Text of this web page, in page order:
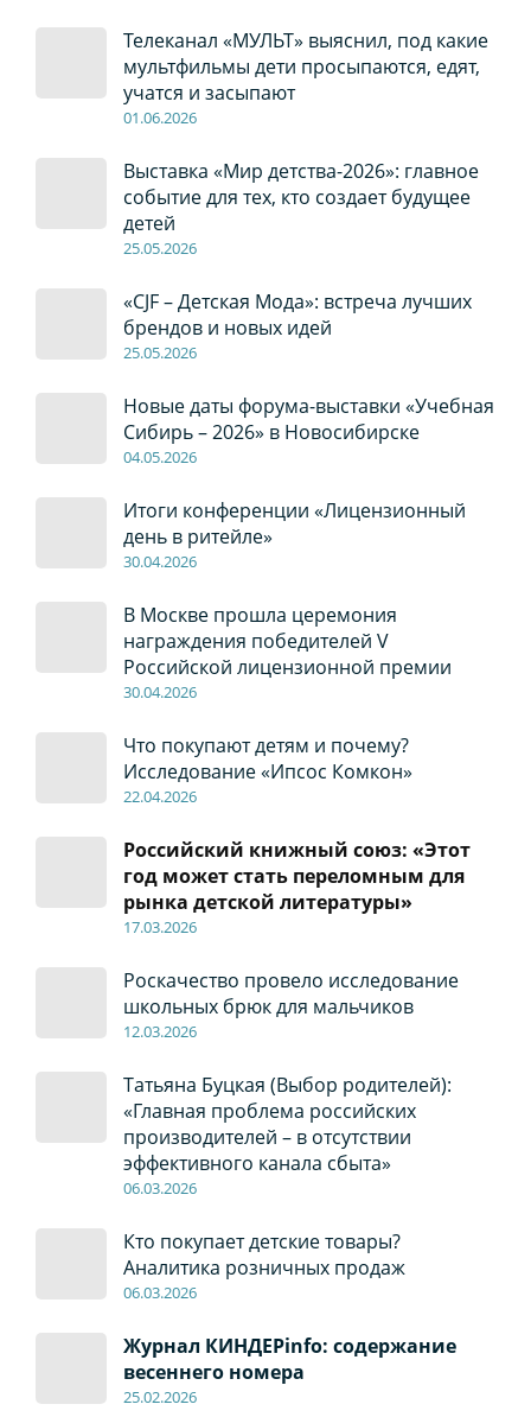
Телеканал «МУЛЬТ» выяснил, под какие
мультфильмы дети просыпаются, едят,
учатся и засыпают
01.06.2026
Выставка «Мир детства-2026»: главное
событие для тех, кто создает будущее
детей
25.05.2026
«CJF – Детская Мода»: встреча лучших
брендов и новых идей
25.05.2026
Новые даты форума-выставки «Учебная
Сибирь – 2026» в Новосибирске
04.05.2026
Итоги конференции «Лицензионный
день в ритейле»
30.04.2026
В Москве прошла церемония
награждения победителей V
Российской лицензионной премии
30.04.2026
Что покупают детям и почему?
Исследование «Ипсос Комкон»
22.04.2026
Российский книжный союз: «Этот
год может стать переломным для
рынка детской литературы»
17.03.2026
Роскачество провело исследование
школьных брюк для мальчиков
12.03.2026
Татьяна Буцкая (Выбор родителей):
«Главная проблема российских
производителей – в отсутствии
эффективного канала сбыта»
06.03.2026
Кто покупает детские товары?
Аналитика розничных продаж
06.03.2026
Журнал КИНДЕРinfo: содержание
весеннего номера
25.02.2026